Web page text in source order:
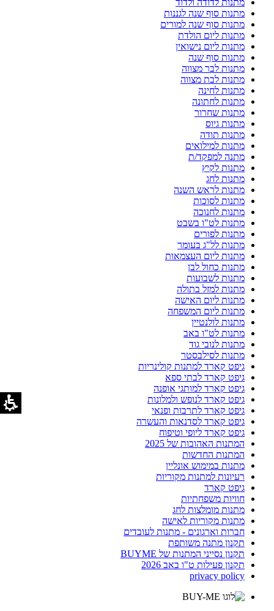
מתנות לדודה ולדוד
מתנות סוף שנה לגננות
מתנות סוף שנה למורים
מתנות ליום הולדת
מתנות ליום נישואין
מתנות סוף שנה
מתנות לבר מצווה
מתנות לבת מצווה
מתנות לחינה
מתנות לחתונה
מתנות שחרור
מתנות גיוס
מתנות תודה
מתנות למילואים
מתנה למפקד/ת
מתנות לקיץ
מתנות לחג
מתנות לראש השנה
מתנות לסוכות
מתנות לחנוכה
מתנות לט"ו בשבט
מתנות לפורים
מתנות לל"ג בעומר
מתנות ליום העצמאות
מתנות כחול לבן
מתנות לשבועות
מתנות למזל בתולה
מתנות ליום האישה
מתנות ליום המשפחה
מתנות לולנטיין
מתנות לט"ו באב
מתנות לנובי גוד
מתנות לסילבסטר
גיפט קארד למתנות קולינריות
גיפט קארד לבתי ספא
גיפט קארד למותגי אופנה
גיפט קארד לנופש ולמלונות
גיפט קארד לתרבות ופנאי
גיפט קארד לסדנאות והעשרה
גיפט קארד ליופי וטיפוח
המתנות האהובות של 2025
המתנות החדשות
מתנות במימוש אונליין
רעיונות למתנות מקוריות
גיפט קארד
חוויות משפחתיות
מתנות מומלצות לחג
מתנות מקוריות לאישה
חברות וארגונים - מתנות לעובדים
תקנון מתנה משותפת
תקנון נסייני המתנות של BUYME
תקנון פעילות ט"ו באב 2026
privacy policy